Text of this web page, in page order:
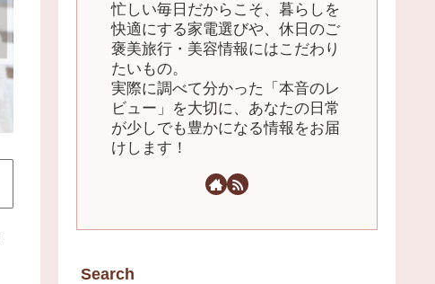
忙しい毎日だからこそ、暮らしを
快適にする家電選びや、休日のご
褒美旅行・美容情報にはこだわり
たいもの。
実際に調べて分かった「本音のレ
ビュー」を大切に、あなたの日常
が少しでも豊かになる情報をお届
けします！
Search